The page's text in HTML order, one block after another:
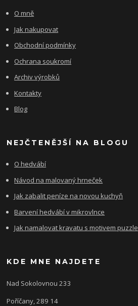
O mně
Jak nakupovat
Obchodní podmínky
Ochrana soukromí
Archiv výrobků
Kontakty
Blog
NEJČTENĚJŠÍ NA BLOGU
O hedvábí
Návod na malovaný hrneček
Jak zabalit peníze na novou kuchyň
Barvení hedvábí v mikrovlnce
Jak namalovat kravatu s motivem puzzle
KDE MNE NAJDETE
Nad Sokolovnou 233
Poříčany, 289 14